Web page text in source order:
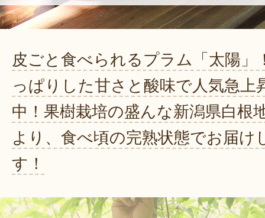
皮ごと食べられるプラム「太陽」
っぱりした甘さと酸味で人気急上
中！果樹栽培の盛んな新潟県白根
より、食べ頃の完熟状態でお届け
す！